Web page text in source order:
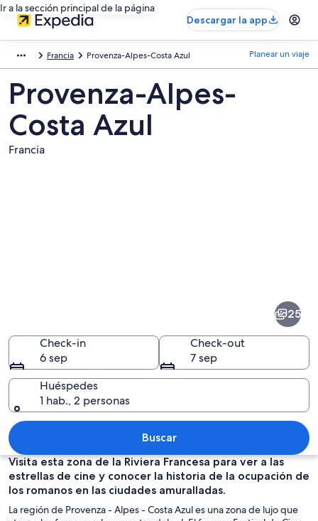
Ir a la sección principal de la página
Descargar la app
Francia Provenza-Alpes-Costa Azul Planear un viaje
Provenza-Alpes-
Costa Azul
Francia
Costa
Azul
Un edificio de piedra con una
25
Check-in
6 sep
Check-out
7 sep
Huéspedes
1 hab., 2 personas
Buscar
Visita esta zona de la Riviera Francesa para ver a las
estrellas de cine y conocer la historia de la ocupación de
los romanos en las ciudades amuralladas.
La región de Provenza - Alpes - Costa Azul es una zona de lujo que